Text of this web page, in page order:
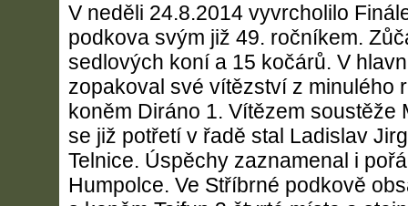
V neděli 24.8.2014 vyvrcholilo
podkova svým již 49. ročníkem.
sedlových koní a 15 kočárů. V
zopakoval své vítězství z minulého
koněm Diráno 1. Vítězem soustěže
se již potřetí v řadě stal Ladislav
Telnice. Úspěchy zaznamenal i
Humpolce. Ve Stříbrné podkově